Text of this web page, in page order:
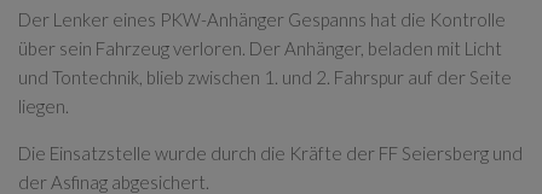
Der Lenker eines PKW-Anhänger Gespanns hat die Kontrolle
über sein Fahrzeug verloren. Der Anhänger, beladen mit Licht
und Tontechnik, blieb zwischen 1. und 2. Fahrspur auf der Seite
liegen.
Die Einsatzstelle wurde durch die Kräfte der FF Seiersberg und
der Asfinag abgesichert.